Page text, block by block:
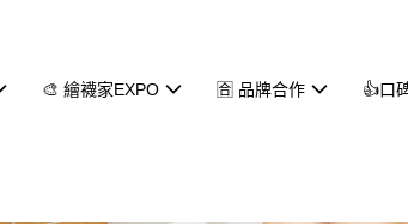
🎨 繪襪家EXPO 🈴 品牌合作 👍口